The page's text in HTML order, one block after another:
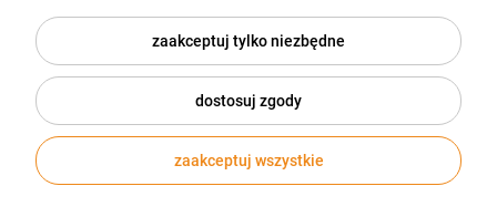
Sklepy Shoper Aktynova
zaakceptuj tylko niezbędne
dostosuj zgody
zaakceptuj wszystkie